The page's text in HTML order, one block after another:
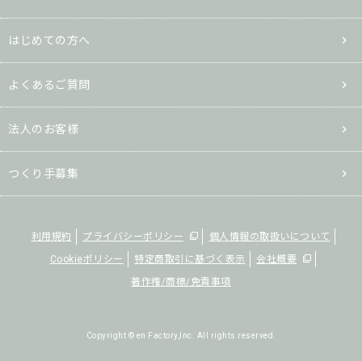
はじめての方へ
よくあるご質問
法人のお客様
つくり手募集
利用規約 プライバシーポリシー
個人情報の取扱いについて
Cookieポリシー
特定商取引に基づく表示
会社概要
著作権/商標/免責事項
Copyright © en Factory,Inc. All rights reserved.